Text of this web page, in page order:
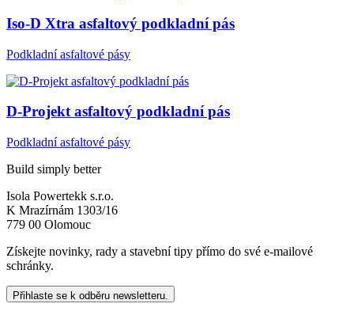
Iso-D Xtra asfaltový podkladní pás
Podkladní asfaltové pásy
D-Projekt asfaltový podkladní pás
Podkladní asfaltové pásy
Build simply better
Isola Powertekk s.r.o.
K Mrazírnám 1303/16
779 00 Olomouc
Získejte novinky, rady a stavební tipy přímo do své e-mailové
schránky.
Přihlaste se k odběru newsletteru.